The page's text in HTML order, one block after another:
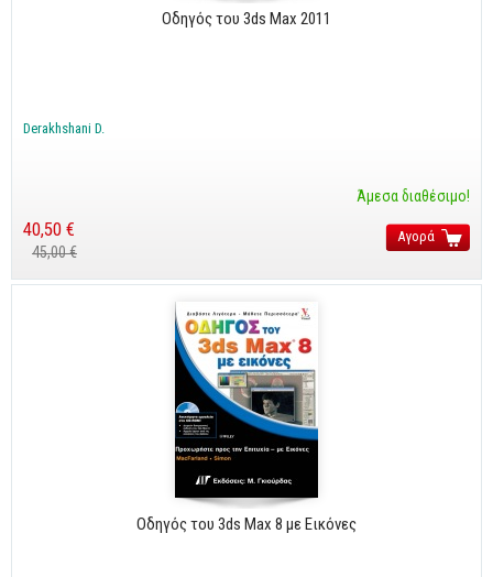
Πολυμέσα
Web Design
Προγραμματισμός
Προσωπική Βελτίωση
Οδηγός του 3ds Max 2011
Derakhshani D.
Άμεσα διαθέσιμο!
40,50 €
45,00 €
Αγορά
Οδηγός του 3ds Max 8 με Εικόνες